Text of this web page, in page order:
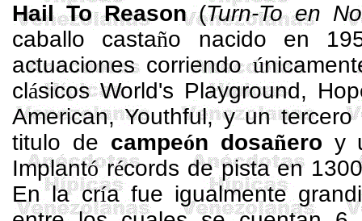
Hail To Reason(Turn-Toen
caballo castaño nacido en
actuaciones corriendoú
clásicosWorld's Playground,
American,Youthful, y un
titulo de campeón dosañero y
Implantórécords de pista en
En la cría fue igualmente